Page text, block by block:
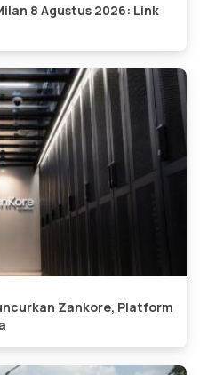
8 Agustus 2026: Link
Zankore, Platform